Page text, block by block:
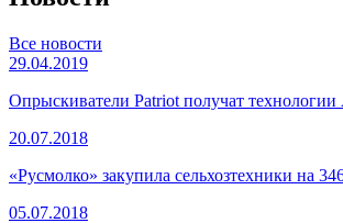
Все новости
29.04.2019
Опрыскиватели Patriot получат технологии
20.07.2018
«Русмолко» закупила сельхозтехники на
05.07.2018